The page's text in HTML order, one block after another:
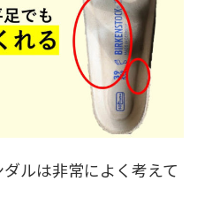
ルは非常によく考えて